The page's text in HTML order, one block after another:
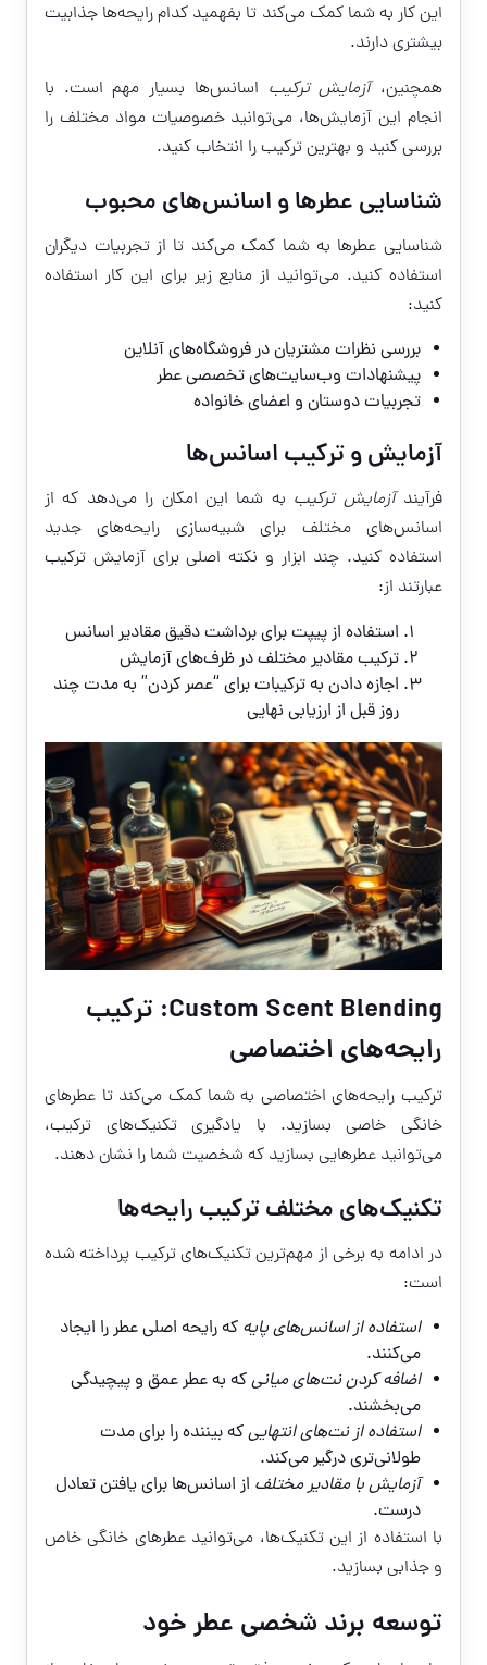
این کار به شما کمک می‌کند تا بفهمید کدام رایحه‌ها جذابیت
بیشتری دارند.
همچنین،آزمایش ترکیب اسانس‌ها بسیار مهم است. با
انجام این آزمایش‌ها، می‌توانید خصوصیات مواد مختلف را
بررسی کنید و بهترین ترکیب را انتخاب کنید.
شناسایی عطرها و اسانس‌های محبوب
شناسایی عطرها به شما کمک می‌کند تا از تجربیات دیگران
استفاده کنید. می‌توانید از منابع زیر برای این کار استفاده
کنید:
بررسی نظرات مشتریان در فروشگاه‌های آنلاین
پیشنهادات وب‌سایت‌های تخصصی عطر
تجربیات دوستان و اعضای خانواده
آزمایش و ترکیب اسانس‌ها
فرآیندآزمایش ترکیب به شما این امکان را می‌دهد که از
اسانس‌های مختلف برای شبیه‌سازی رایحه‌های جدید
استفاده کنید. چند ابزار و نکته اصلی برای آزمایش ترکیب
عبارتند از:
استفاده از پیپت برای برداشت دقیق مقادیر اسانس
ترکیب مقادیر مختلف در ظرف‌های آزمایش
اجازه دادن به ترکیبات برای “عصر کردن” به مدت چند
روز قبل از ارزیابی نهایی
Custom Scent Blending: ترکیب
رایحه‌های اختصاصی
ترکیب رایحه‌های اختصاصی به شما کمک می‌کند تا عطرهای
خانگی خاصی بسازید. با یادگیری تکنیک‌های ترکیب،
می‌توانید عطرهایی بسازید که شخصیت شما را نشان دهند.
تکنیک‌های مختلف ترکیب رایحه‌ها
در ادامه به برخی از مهم‌ترین تکنیک‌های ترکیب پرداخته شده
است:
استفاده از اسانس‌های پایه که رایحه اصلی عطر را ایجاد
می‌کنند.
اضافه کردن نت‌های میانیکه به عطر عمق و پیچیدگی
می‌بخشند.
استفاده از نت‌های انتهاییکه بیننده را برای مدت
طولانی‌تری درگیر می‌کند.
آزمایش با مقادیر مختلف از اسانس‌ها برای یافتن تعادل
درست.
با استفاده از این تکنیک‌ها، می‌توانید عطرهای خانگی خاص
و جذابی بسازید.
توسعه برند شخصی عطر خود